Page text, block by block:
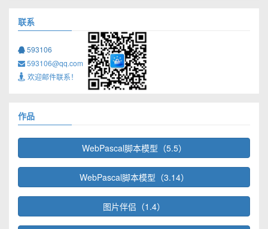
联系
593106
593106@qq.com
欢迎邮件联系！
作品
WebPascal脚本模型（5.5）
WebPascal脚本模型（3.14）
图片伴侣（1.4）